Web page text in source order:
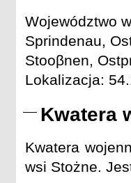
Województwo
Sprindenau,
Stooβnen,
Lokalizacja:
Kwatera
Kwatera
wsi Stożne.